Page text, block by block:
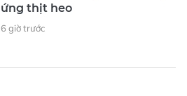
ứng thịt heo
6 giờ trước